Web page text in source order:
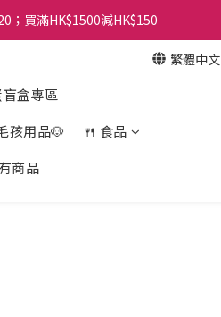
；買滿HK$1500減HK$150
繁體中文
盒專區
孩用品🐶
🍴 食品
商品